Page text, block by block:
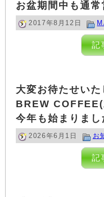
お盆期間中も通
2017年8月12日
記
大変お待たせい
BREW COFFEE(
今年も始まりまし
2026年6月1日 お
記